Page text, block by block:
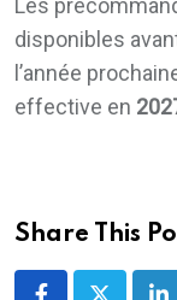
disponibles
l’année
effective en
Share This